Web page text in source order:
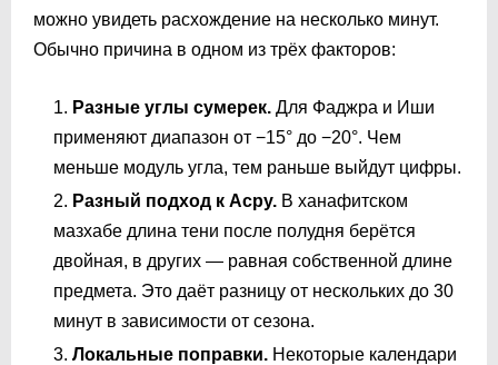
можно увидеть расхождение на несколько минут.
Обычно причина в одном из трёх факторов:
Разные углы сумерек. Для Фаджра и Иши
применяют диапазон от −15° до −20°. Чем
меньше модуль угла, тем раньше выйдут цифры.
Разный подход к Асру. В ханафитском
мазхабе длина тени после полудня берётся
двойная, в других — равная собственной длине
предмета. Это даёт разницу от нескольких до 30
минут в зависимости от сезона.
Локальные поправки. Некоторые календари